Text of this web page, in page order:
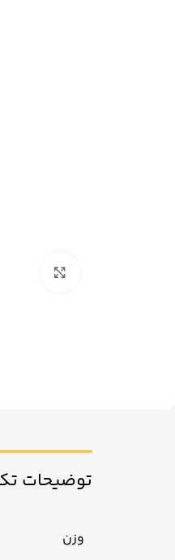
توضیحات
وزن